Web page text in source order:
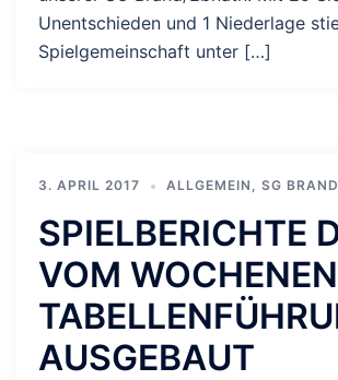
Unentschieden und 1 Niederlage
Spielgemeinschaft unter […]
3. APRIL 2017 ALLGEMEIN , SG
SPIELBERICHTE
VOM
AUSGEBAUT